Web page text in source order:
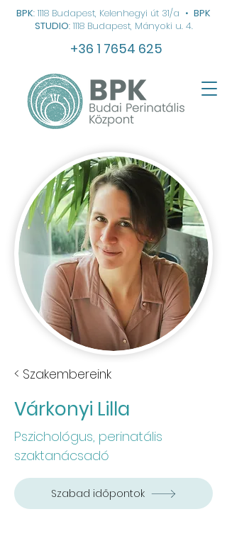
BPK: 1118 Budapest, Kelenhegyi út 31/a • BPK
STUDIO: 1118 Budapest, Mányoki u. 4.
+36 1 7654 625
< Szakembereink
Várkonyi Lilla
Pszichológus, perinatális
szaktanácsadó
Szabad időpontok